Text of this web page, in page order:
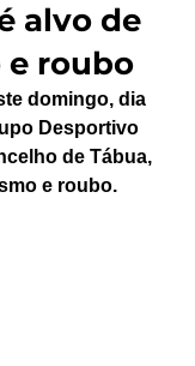
alvo de
roubo
domingo, dia
Desportivo
de Tábua,
e roubo.